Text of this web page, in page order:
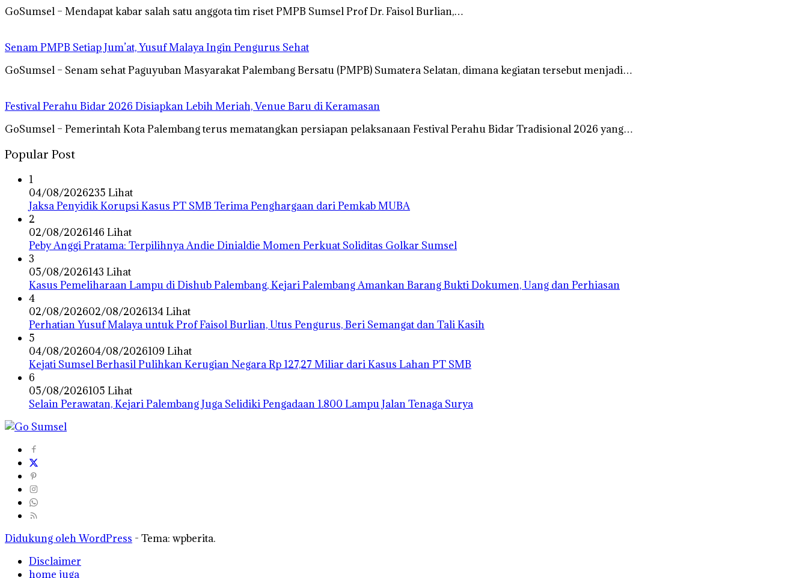
GoSumsel – Mendapat kabar salah satu anggota tim riset PMPB Sumsel Prof Dr. Faisol Burlian,…
Senam PMPB Setiap Jum’at, Yusuf Malaya Ingin Pengurus Sehat
GoSumsel – Senam sehat Paguyuban Masyarakat Palembang Bersatu (PMPB) Sumatera Selatan, dimana kegiatan tersebut menjadi…
Festival Perahu Bidar 2026 Disiapkan Lebih Meriah, Venue Baru di Keramasan
GoSumsel – Pemerintah Kota Palembang terus mematangkan persiapan pelaksanaan Festival Perahu Bidar Tradisional 2026 yang…
Popular Post
1
04/08/2026235 Lihat
Jaksa Penyidik Korupsi Kasus PT SMB Terima Penghargaan dari Pemkab MUBA
2
02/08/2026146 Lihat
Peby Anggi Pratama: Terpilihnya Andie Dinialdie Momen Perkuat Soliditas Golkar Sumsel
3
05/08/2026143 Lihat
Kasus Pemeliharaan Lampu di Dishub Palembang, Kejari Palembang Amankan Barang Bukti Dokumen, Uang dan Perhiasan
4
02/08/202602/08/2026134 Lihat
Perhatian Yusuf Malaya untuk Prof Faisol Burlian, Utus Pengurus, Beri Semangat dan Tali Kasih
5
04/08/202604/08/2026109 Lihat
Kejati Sumsel Berhasil Pulihkan Kerugian Negara Rp 127,27 Miliar dari Kasus Lahan PT SMB
6
05/08/2026105 Lihat
Selain Perawatan, Kejari Palembang Juga Selidiki Pengadaan 1.800 Lampu Jalan Tenaga Surya
Didukung oleh WordPress - Tema: wpberita.
Disclaimer
home juga